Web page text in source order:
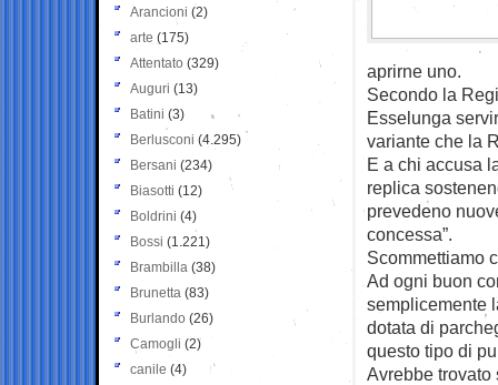
aprirne uno.
Secondo la
Esselunga
variante che la
E a chi accusa
replica
prevedeno
concessa”.
Scommettiamo
Ad ogni buon
semplicemente
dotata di
questo tipo di
Avrebbe trovato
Arancioni (2)
arte (175)
Attentato (329)
Auguri (13)
Batini (3)
Berlusconi (4.295)
Bersani (234)
Biasotti (12)
Boldrini (4)
Bossi (1.221)
Brambilla (38)
Brunetta (83)
Burlando (26)
Camogli (2)
canile (4)